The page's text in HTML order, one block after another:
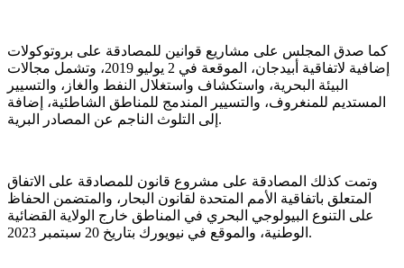
كما صدق المجلس على مشاريع قوانين للمصادقة على بروتوكولات
إضافية لاتفاقية أبيدجان، الموقعة في 2 يوليو 2019، وتشمل مجالات
البيئة البحرية، واستكشاف واستغلال النفط والغاز، والتسيير
المستديم للمنغروف، والتسيير المندمج للمناطق الشاطئية، إضافة
إلى التلوث الناجم عن المصادر البرية.
وتمت كذلك المصادقة على مشروع قانون للمصادقة على الاتفاق
المتعلق باتفاقية الأمم المتحدة لقانون البحار، والمتضمن الحفاظ
على التنوع البيولوجي البحري في المناطق خارج الولاية القضائية
الوطنية، والموقع في نيويورك بتاريخ 20 سبتمبر 2023.